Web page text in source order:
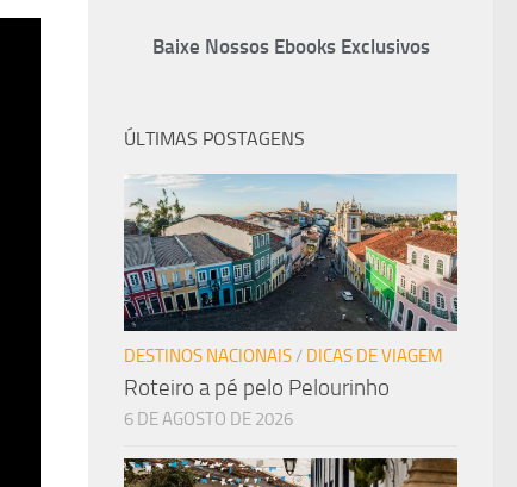
Baixe Nossos Ebooks Exclusivos
ÚLTIMAS POSTAGENS
DESTINOS NACIONAIS/ DICAS DE VIAGEM
Roteiro a pé pelo Pelourinho
6 DE AGOSTO DE 2026